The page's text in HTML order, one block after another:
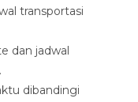
transportasi
dan jadwal
dibandingi